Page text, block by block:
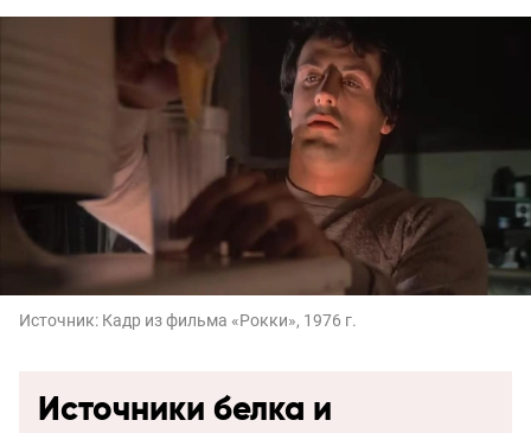
Источник: Кадр из фильма «Рокки», 1976 г.
Источники белка и